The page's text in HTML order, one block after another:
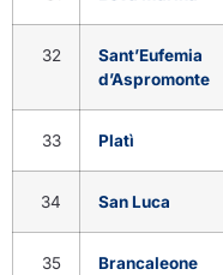
32
Sant’Eufemia
d’Aspromonte
33 Platì
34 San Luca
35 Brancaleone